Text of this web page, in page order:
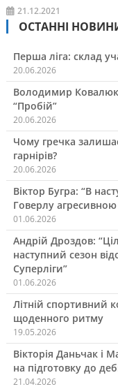
21.12.2021
ОСТАННІ
Перша ліга: склад
20.06.2026
Володимир
“Пробій”
20.06.2026
Чому гречка
гарнірів?
20.06.2026
Віктор Бугра: “В
Говерлу
01.06.2026
Андрій Дроздов:
наступний сезон
Суперліги”
01.06.2026
Літній спортивний
щоденного ритму
19.05.2026
Вікторія Даньчак і
на підготовку до
21.04.2026